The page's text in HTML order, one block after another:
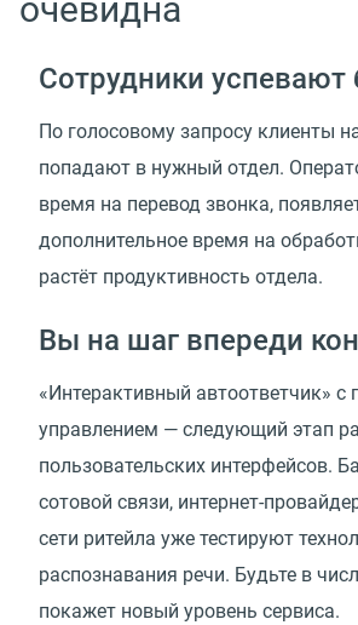
очевидна
Сотрудники успевают
По голосовому запросу клиенты
попадают в нужный отдел.
время на перевод звонка,
дополнительное время на
растёт продуктивность отдела.
Вы на шаг впереди
«Интерактивный автоответчик» с
управлением — следующий этап
пользовательских интерфейсов.
сотовой связи, интернет-
сети ритейла уже тестируют
распознавания речи. Будьте в
покажет новый уровень сервиса.